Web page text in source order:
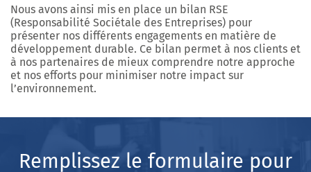
Nous avons ainsi mis en place un bilan RSE
(Responsabilité Sociétale des Entreprises) pour
présenter nos différents engagements en matière de
développement durable. Ce bilan permet à nos clients et
à nos partenaires de mieux comprendre notre approche
et nos efforts pour minimiser notre impact sur
l’environnement.
Remplissez le formulaire pour